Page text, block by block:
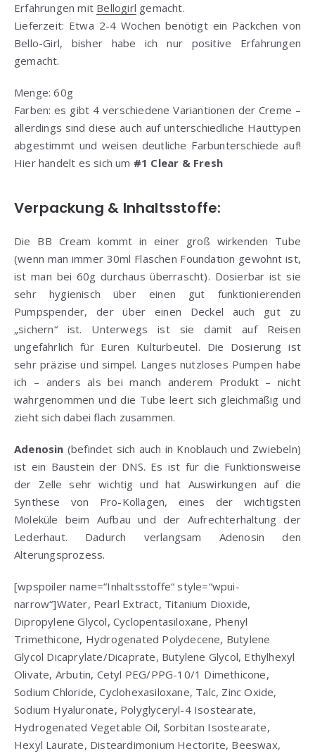
Erfahrungen mit Bellogirl gemacht.
Lieferzeit: Etwa 2-4 Wochen benötigt ein Päckchen von
Bello-Girl, bisher habe ich nur positive Erfahrungen
gemacht.
Menge: 60g
Farben: es gibt 4 verschiedene Variantionen der Creme –
allerdings sind diese auch auf unterschiedliche Hauttypen
abgestimmt und weisen deutliche Farbunterschiede auf!
Hier handelt es sich um #1 Clear & Fresh
Verpackung & Inhaltsstoffe:
Die BB Cream kommt in einer groß wirkenden Tube
(wenn man immer 30ml Flaschen Foundation gewohnt ist,
ist man bei 60g durchaus überrascht). Dosierbar ist sie
sehr hygienisch über einen gut funktionierenden
Pumpspender, der über einen Deckel auch gut zu
„sichern“ ist. Unterwegs ist sie damit auf Reisen
ungefährlich für Euren Kulturbeutel. Die Dosierung ist
sehr präzise und simpel. Langes nutzloses Pumpen habe
ich – anders als bei manch anderem Produkt – nicht
wahrgenommen und die Tube leert sich gleichmäßig und
zieht sich dabei flach zusammen.
Adenosin (befindet sich auch in Knoblauch und Zwiebeln)
ist ein Baustein der DNS. Es ist für die Funktionsweise
der Zelle sehr wichtig und hat Auswirkungen auf die
Synthese von Pro-Kollagen, eines der wichtigsten
Moleküle beim Aufbau und der Aufrechterhaltung der
Lederhaut. Dadurch verlangsam Adenosin den
Alterungsprozess.
[wpspoiler name=“Inhaltsstoffe“ style=“wpui-
narrow“]Water, Pearl Extract, Titanium Dioxide,
Dipropylene Glycol, Cyclopentasiloxane, Phenyl
Trimethicone, Hydrogenated Polydecene, Butylene
Glycol Dicaprylate/Dicaprate, Butylene Glycol, Ethylhexyl
Olivate, Arbutin, Cetyl PEG/PPG-10/1 Dimethicone,
Sodium Chloride, Cyclohexasiloxane, Talc, Zinc Oxide,
Sodium Hyaluronate, Polyglyceryl-4 Isostearate,
Hydrogenated Vegetable Oil, Sorbitan Isostearate,
Hexyl Laurate, Disteardimonium Hectorite, Beeswax,